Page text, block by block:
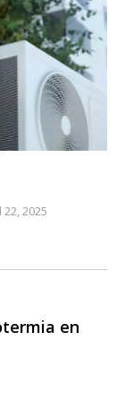
2025
en